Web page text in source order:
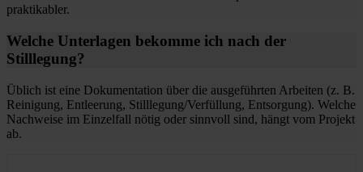
praktikabler.
Welche Unterlagen bekomme ich nach der
Stilllegung?
Üblich ist eine Dokumentation über die ausgeführten Arbeiten (z. B.
Reinigung, Entleerung, Stilllegung/Verfüllung, Entsorgung). Welche
Nachweise im Einzelfall nötig oder sinnvoll sind, hängt vom Projekt
ab.